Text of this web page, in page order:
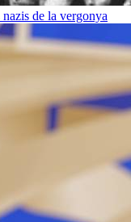
de la vergonya